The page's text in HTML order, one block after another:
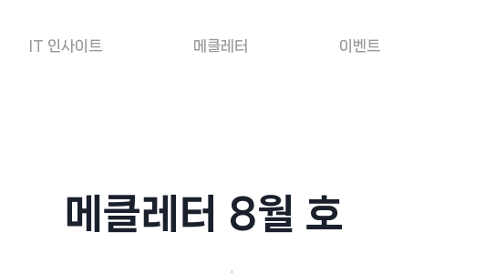
IT 인사이트 메클레터 이벤트
메클레터 8월 호